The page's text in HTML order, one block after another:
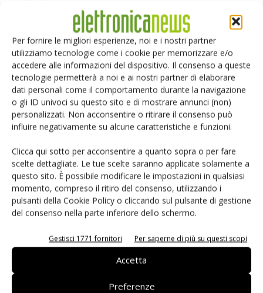
Per fornire le migliori esperienze, noi e i nostri partner
utilizziamo tecnologie come i cookie per memorizzare e/o
accedere alle informazioni del dispositivo. Il consenso a queste
tecnologie permetterà a noi e ai nostri partner di elaborare
dati personali come il comportamento durante la navigazione
o gli ID univoci su questo sito e di mostrare annunci (non)
personalizzati. Non acconsentire o ritirare il consenso può
influire negativamente su alcune caratteristiche e funzioni.
Clicca qui sotto per acconsentire a quanto sopra o per fare
scelte dettagliate. Le tue scelte saranno applicate solamente a
questo sito. È possibile modificare le impostazioni in qualsiasi
momento, compreso il ritiro del consenso, utilizzando i
pulsanti della Cookie Policy o cliccando sul pulsante di gestione
del consenso nella parte inferiore dello schermo.
Gestisci 1771 fornitori Per saperne di più su questi scopi
Accetta
Preferenze
LASCIA UN COMMENTO
Salva il mio nome, email e sito web in questo browser per i
prossimi commenti.